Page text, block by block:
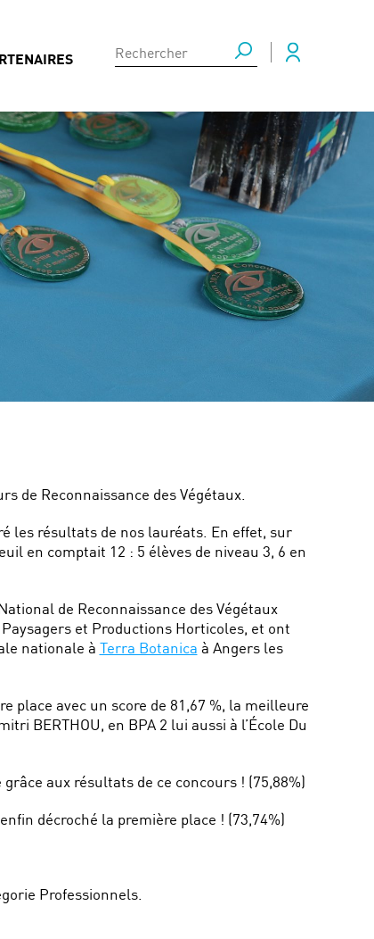
de Reconnaissance des Végétaux.
les résultats de nos lauréats. En effet, sur
en comptait 12 : 5 élèves de niveau 3, 6 en
de Reconnaissance des Végétaux
et Productions Horticoles, et ont
nationale à Terra Botanica à Angers les
place avec un score de 81,67 %, la meilleure
BERTHOU, en BPA 2 lui aussi à l’École Du
aux résultats de ce concours ! (75,88%)
décroché la première place ! (73,74%)
Professionnels.